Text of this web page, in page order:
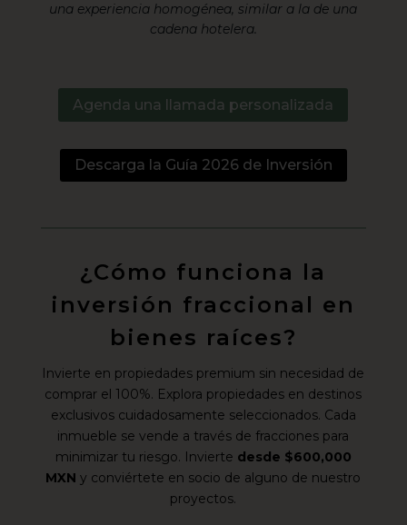
una experiencia homogénea, similar a la de una
cadena hotelera.
Agenda una llamada personalizada
Descarga la Guía 2026 de Inversión
¿Cómo funciona la
inversión fraccional en
bienes raíces?
Invierte en propiedades premium sin necesidad de
comprar el 100%. Explora propiedades en destinos
exclusivos cuidadosamente seleccionados. Cada
inmueble se vende a través de fracciones para
minimizar tu riesgo. Invierte desde $600,000
MXN y conviértete en socio de alguno de nuestro
proyectos.